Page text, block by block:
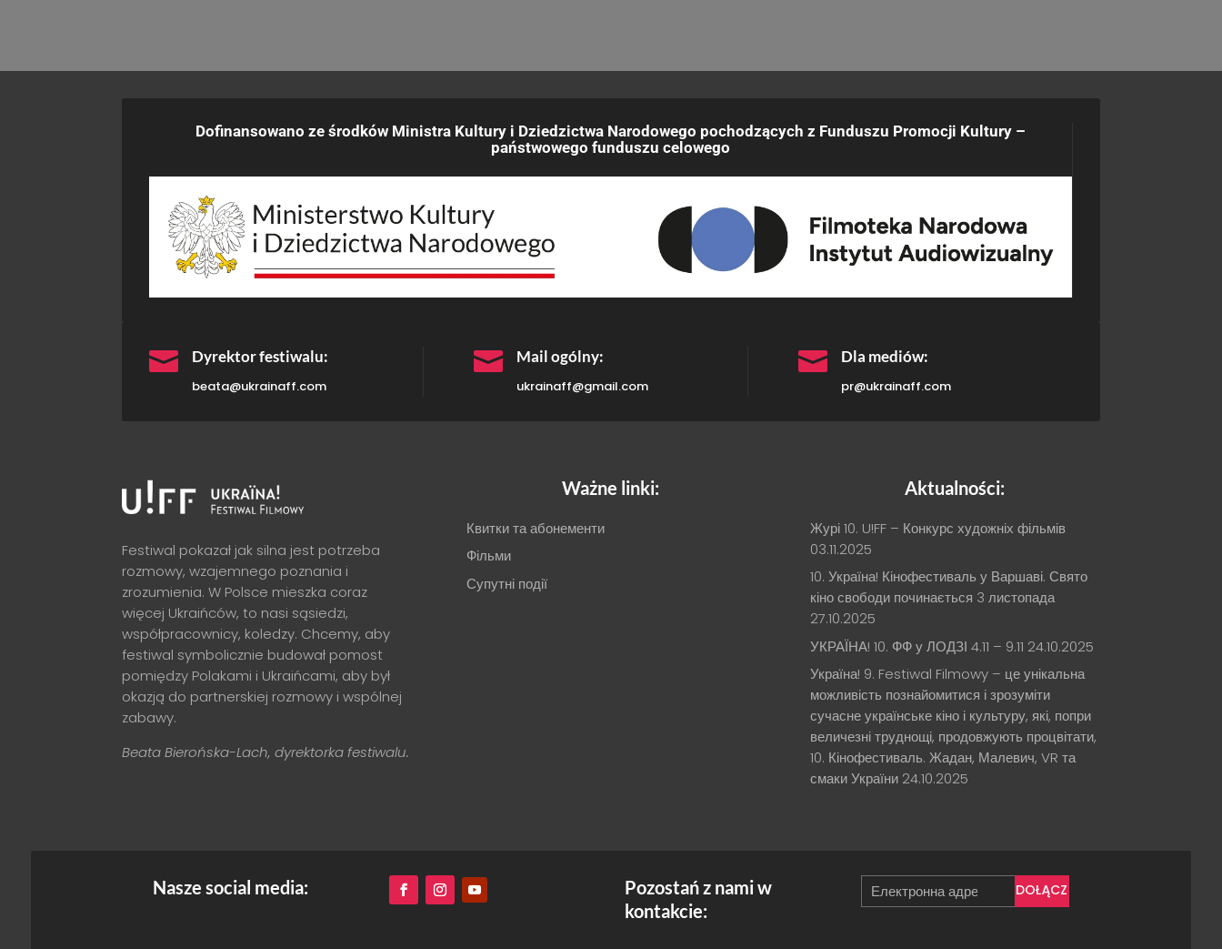
Dofinansowano ze środków Ministra Kultury i Dziedzictwa Narodowego pochodzących z Funduszu Promocji Kultury –
państwowego funduszu celowego
 Dyrektor festiwalu:
beata@ukrainaff.com
 Mail ogólny:
ukrainaff@gmail.com
 Dla mediów:
pr@ukrainaff.com
Festiwal pokazał jak silna jest potrzeba
rozmowy, wzajemnego poznania i
zrozumienia. W Polsce mieszka coraz
więcej Ukraińców, to nasi sąsiedzi,
współpracownicy, koledzy. Chcemy, aby
festiwal symbolicznie budował pomost
pomiędzy Polakami i Ukraińcami, aby był
okazją do partnerskiej rozmowy i wspólnej
zabawy.
Beata Bierońska-Lach, dyrektorka festiwalu.
Ważne linki:
Квитки та абонементи
Фільми
Супутні події
Aktualności:
Журі 10. U!FF – Конкурс художніх фільмів
03.11.2025
10. Україна! Кінофестиваль у Варшаві. Свято
кіно свободи починається 3 листопада
27.10.2025
УКРАЇНА! 10. ФФ у ЛОДЗІ 4.11 – 9.11 24.10.2025
Україна! 9. Festiwal Filmowy – це унікальна
можливість познайомитися і зрозуміти
сучасне українське кіно і культуру, які, попри
величезні труднощі, продовжують процвітати,
10. Кінофестиваль. Жадан, Малевич, VR та
смаки України 24.10.2025
Nasze social media:
Pozostań z nami w
kontakcie:
DOŁĄCZ